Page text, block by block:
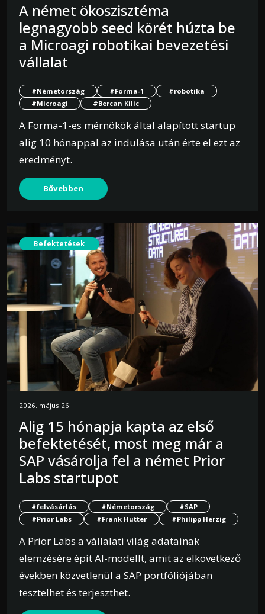
A német ökoszisztéma
legnagyobb seed körét húzta be
a Microagi robotikai bevezetési
vállalat
#Németország #Forma-1
#robotika
#Microagi
#Bercan Kilic
A Forma-1-es mérnökök által alapított startup
alig 10 hónappal az indulása után érte el ezt az
eredményt.
Bővebben
Befektetések
2026. május 26.
Alig 15 hónapja kapta az első
befektetését, most meg már a
SAP vásárolja fel a német Prior
Labs startupot
#felvásárlás #Németország
#SAP
#Prior Labs
#Frank Hutter #Philipp Herzig
A Prior Labs a vállalati világ adatainak
elemzésére épít AI-modellt, amit az elkövetkező
években közvetlenül a SAP portfóliójában
tesztelhet és terjeszthet.